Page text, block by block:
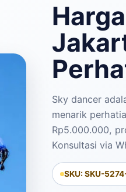
Sky dancer
menarik
Rp5.000.000,
Konsultasi via
SKU: SKU-